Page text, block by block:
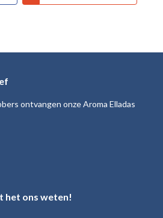
ontvangen onze Aroma Elladas
het ons weten!